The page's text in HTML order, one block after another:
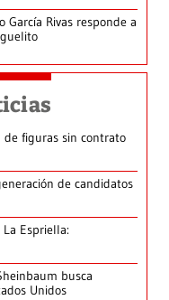
García Rivas responde a
de figuras sin contrato
de candidatos
Espriella:
busca
Unidos